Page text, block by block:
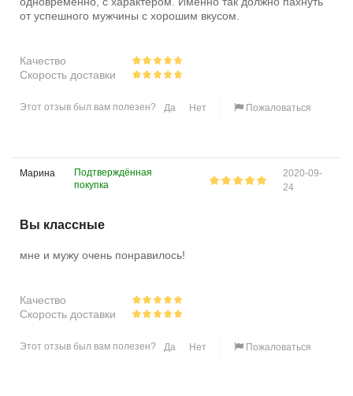
от успешного мужчины с хорошим вкусом.
Качество
Скорость доставки
Этот отзыв был вам полезен? Да Нет Пожаловаться
Марина
Подтверждённая
покупка
2020-09-
24
Вы классные
мне и мужу очень понравилось!
Качество
Скорость доставки
Этот отзыв был вам полезен? Да Нет Пожаловаться